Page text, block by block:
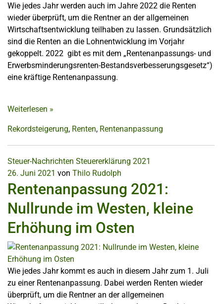
Wie jedes Jahr werden auch im Jahre 2022 die Renten
wieder überprüft, um die Rentner an der allgemeinen
Wirtschaftsentwicklung teilhaben zu lassen. Grundsätzlich
sind die Renten an die Lohnentwicklung im Vorjahr
gekoppelt. 2022 gibt es mit dem „Rentenanpassungs- und
Erwerbsminderungsrenten-Bestandsverbesserungsgesetz“)
eine kräftige Rentenanpassung.
Weiterlesen »
Rekordsteigerung, Renten, Rentenanpassung
Steuer-Nachrichten Steuererklärung 2021
26. Juni 2021 von Thilo Rudolph
Rentenanpassung 2021:
Nullrunde im Westen, kleine
Erhöhung im Osten
Wie jedes Jahr kommt es auch in diesem Jahr zum 1. Juli
zu einer Rentenanpassung. Dabei werden Renten wieder
überprüft, um die Rentner an der allgemeinen